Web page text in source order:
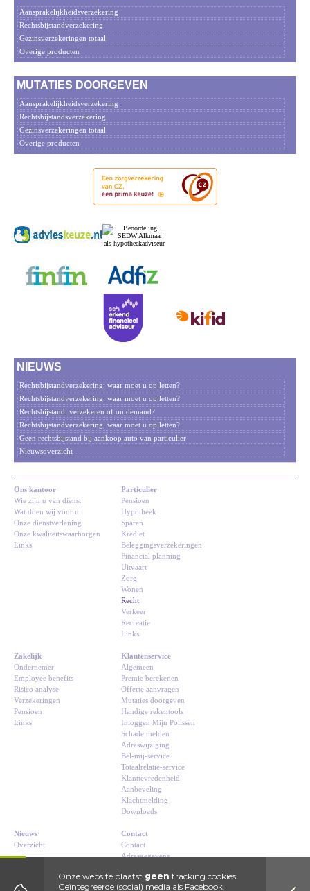
Aansprakelijkheidsverzekering
Rechtsbijstandverzekering
Gezinsverzekeringen totaal
Overige producten
MUTATIES DOORGEVEN
Aansprakelijkheidsverzekering
Rechtsbijstandsverzekering
Gezinsverzekeringen totaal
Overige producten
NIEUWS
Rechtsbijstandverzekering: waar moet u op letten?
Rechtsbijstandverzekering: waar moet u op letten?
Rechtsbijstand: verzekeren of on demand?
Rechtsbijstandverzekering, waar moet u op letten?
Geen rechtsbijstand bij aankoop auto van particulier
Nieuwsoverzicht
Ons kantoor
Wie zijn u van dienst
Wat doen wij voor u
Onze dienstverlening
Onze kwaliteitswaarborgen
Links
Particulier
Pensioen
Hypotheek
Sparen
Krediet
Beleggingsverzekeringen
Financial planning
Uitvaart
Zorg
Wonen
Recht
Verkeer
Recreatie
Links
Zakelijk
Ondernemer
Employee benefits
Risico analyse
Verzekeringen
Pensioen
Links
Klantenservice
Algemeen
Premie berekenen
Offerte aanvragen
Mutaties doorgeven
Handige rekentools
Inloggen Mijn Polissen
Schade melden
Adreswijziging
Bel-mij-service
Totaalrelatie-service
Klanttevredenheid
Aanbeveling
Klachtmelding
Downloads
Nieuws
Overzicht
Contact
Contact
Adresgegevens
Onze website plaatst geen tracking cookies.
Geïntegreerde (social) media als Facebook,